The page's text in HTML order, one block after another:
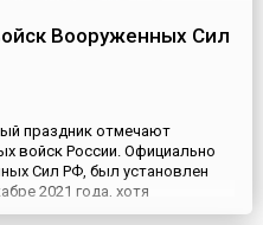
Вооруженных Сил
праздник отмечают
войск России. Официально
Сил РФ, был установлен
2021 года, хотя
отмечали его и ранее.22